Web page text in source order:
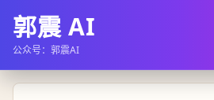
郭震 AI
公众号：郭震AI